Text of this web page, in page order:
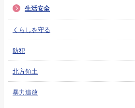
生活安全
くらしを守る
防犯
北方領土
暴力追放